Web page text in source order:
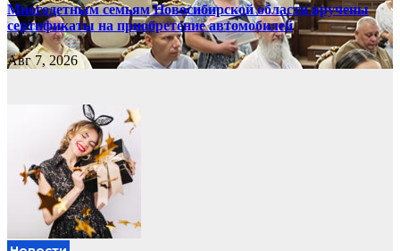
Многодетным семьям Новосибирской области вручены
сертификаты на приобретение автомобилей
Авг 7, 2026